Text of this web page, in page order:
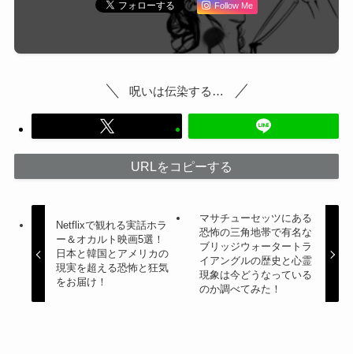
Follow Me
呪いは伝染する…
URLをコピーする
Netflixで観れる実話ホラ
ー＆オカルト映画5選！
日本と韓国とアメリカの
現実を超える恐怖と狂気
をお届け！
マサチューセッツにある
恐怖の三角地帯で有名な
ブリッジウォータートラ
イアングルの歴史と心霊
現象は今どうなっている
のか調べてみた！